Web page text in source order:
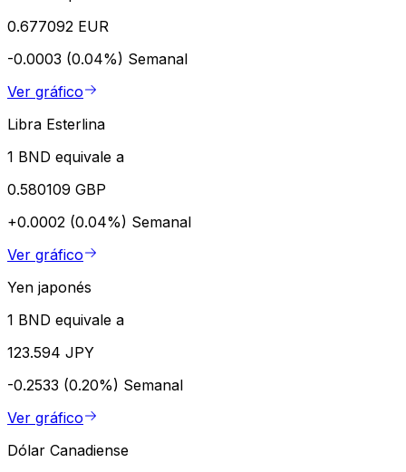
0.677092 EUR
-0.0003 (0.04%) Semanal
Ver gráfico
Libra Esterlina
1 BND equivale a
0.580109 GBP
+0.0002 (0.04%) Semanal
Ver gráfico
Yen japonés
1 BND equivale a
123.594 JPY
-0.2533 (0.20%) Semanal
Ver gráfico
Dólar Canadiense